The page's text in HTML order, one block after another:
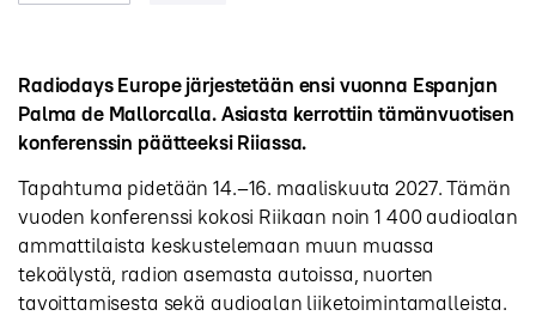
Radiodays Europe järjestetään ensi vuonna Espanjan
Palma de Mallorcalla. Asiasta kerrottiin tämänvuotisen
konferenssin päätteeksi Riiassa.
Tapahtuma pidetään 14.–16. maaliskuuta 2027. Tämän
vuoden konferenssi kokosi Riikaan noin 1 400 audioalan
ammattilaista keskustelemaan muun muassa
tekoälystä, radion asemasta autoissa, nuorten
tavoittamisesta sekä audioalan liiketoimintamalleista.